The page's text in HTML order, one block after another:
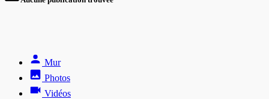
Mur
Photos
Vidéos